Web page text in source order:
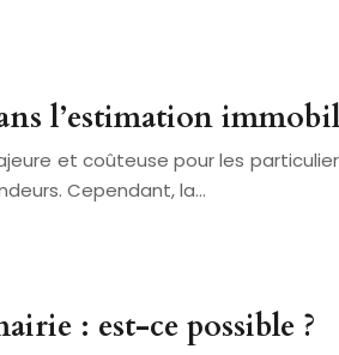
l’estimation
et coûteuse pour les
Cependant, la…
: est-ce possible ?